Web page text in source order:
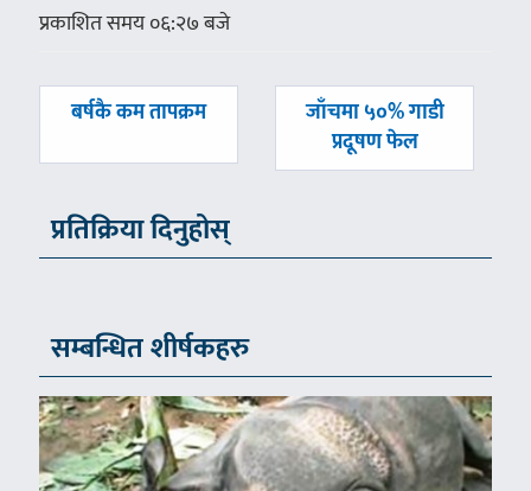
प्रकाशित समय ०६:२७ बजे
पछिल्लाे
बर्षकै कम तापक्रम
अघिल्लाे
जाँचमा ५०% गाडी
प्रदूषण फेल
प्रतिक्रिया दिनुहोस्
सम्बन्धित शीर्षकहरु